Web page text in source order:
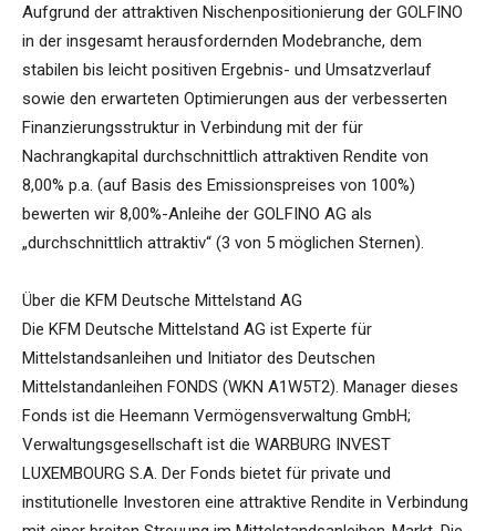
Aufgrund der attraktiven Nischenpositionierung der GOLFINO
in der insgesamt herausfordernden Modebranche, dem
stabilen bis leicht positiven Ergebnis- und Umsatzverlauf
sowie den erwarteten Optimierungen aus der verbesserten
Finanzierungsstruktur in Verbindung mit der für
Nachrangkapital durchschnittlich attraktiven Rendite von
8,00% p.a. (auf Basis des Emissionspreises von 100%)
bewerten wir 8,00%-Anleihe der GOLFINO AG als
„durchschnittlich attraktiv“ (3 von 5 möglichen Sternen).
Über die KFM Deutsche Mittelstand AG
Die KFM Deutsche Mittelstand AG ist Experte für
Mittelstandsanleihen und Initiator des Deutschen
Mittelstandanleihen FONDS (WKN A1W5T2). Manager dieses
Fonds ist die Heemann Vermögensverwaltung GmbH;
Verwaltungsgesellschaft ist die WARBURG INVEST
LUXEMBOURG S.A. Der Fonds bietet für private und
institutionelle Investoren eine attraktive Rendite in Verbindung